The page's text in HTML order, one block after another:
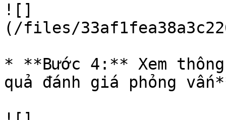
![]
(/files/
* **Bước 4:** Xem
quả đánh giá phỏng